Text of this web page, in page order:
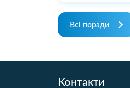
Всі поради
Контакти